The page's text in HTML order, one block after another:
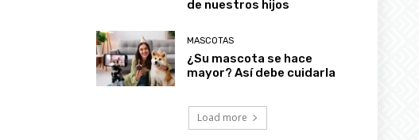
de nuestros hijos
MASCOTAS
¿Su mascota se hace
mayor? Así debe cuidarla
Load more